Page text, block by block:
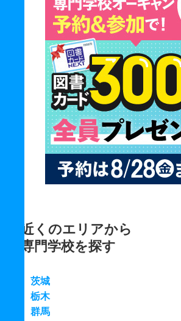
近くのエリアから
専門学校を探す
茨城
栃木
群馬